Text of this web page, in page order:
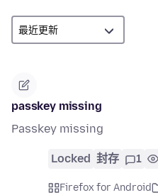
passkey missing
Passkey missing
Locked 封存 1
Firefox for Android